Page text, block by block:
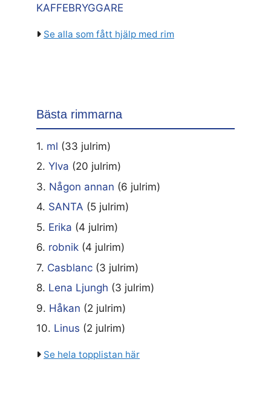
KAFFEBRYGGARE
Se alla som fått hjälp med rim
Bästa rimmarna
1. ml (33 julrim)
2. Ylva (20 julrim)
3. Någon annan (6 julrim)
4. SANTA (5 julrim)
5. Erika (4 julrim)
6. robnik (4 julrim)
7. Casblanc (3 julrim)
8. Lena Ljungh (3 julrim)
9. Håkan (2 julrim)
10. Linus (2 julrim)
Se hela topplistan här